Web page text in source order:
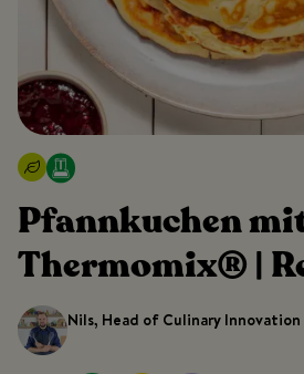
Pfannkuchen
Thermomix® |
Nils, Head of Culinary Innovation